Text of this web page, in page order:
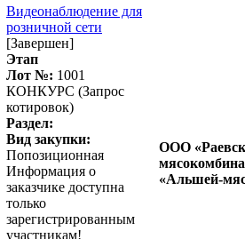
Видеонаблюдение для
розничной сети
[Завершен]
Этап
Лот №: 1001
КОНКУРС (Запрос
котировок)
Раздел:
Вид закупки:
Попозиционная
Информация о
заказчике доступна
только
зарегистрированным
участникам!
ООО
«Альшей-